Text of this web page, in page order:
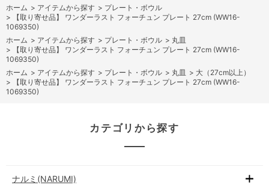
ホーム > アイテムから探す > プレート・ボウル
>
【取り寄せ品】 ワンダーラスト フォーチュン プレート 27cm (WW16-
1069350)
ホーム > アイテムから探す > プレート・ボウル > 丸皿
>
【取り寄せ品】 ワンダーラスト フォーチュン プレート 27cm (WW16-
1069350)
ホーム > アイテムから探す > プレート・ボウル > 丸皿 > 大（27cm以上）
>
【取り寄せ品】 ワンダーラスト フォーチュン プレート 27cm (WW16-
1069350)
カテゴリから探す
ナルミ(NARUMI)